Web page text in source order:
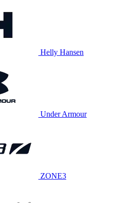
Helly Hansen
Under Armour
ZONE3